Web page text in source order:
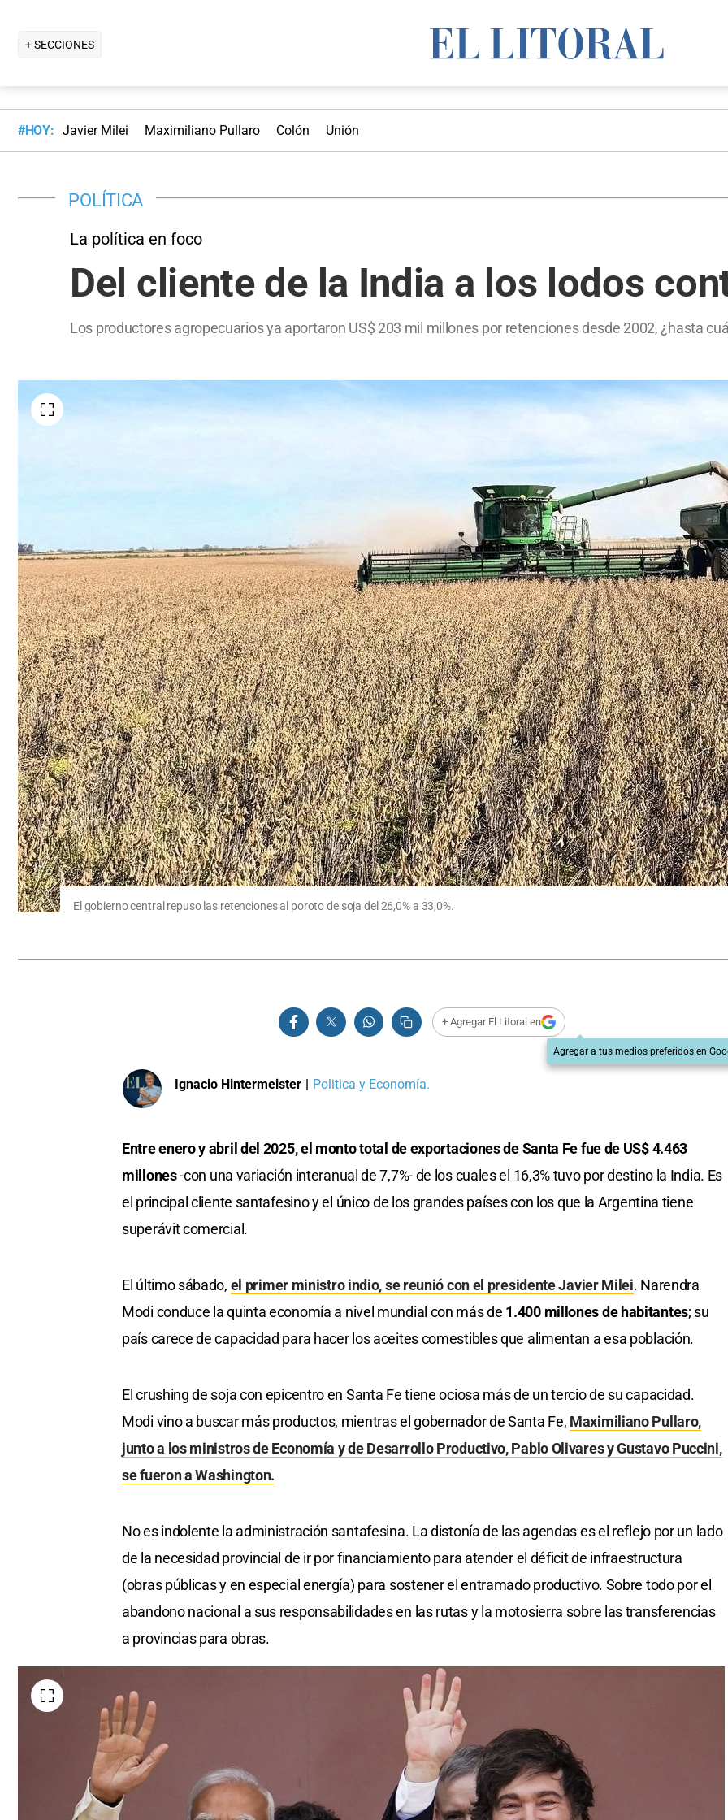
+ SECCIONES
#HOY: Javier Milei Maximiliano Pullaro Colón Unión
POLÍTICA
La política en foco
Del cliente de la India a los lodos
Los productores agropecuarios ya aportaron US$ 203 mil millones por retenciones desde 2002, ¿hasta
El gobierno central repuso las retenciones al poroto de soja del 26,0% a 33,0%.
+ Agregar El Litoral en
Agregar a tus medios preferidos en
Ignacio Hintermeister | Politica y Economía.
Entre enero y abril del 2025, el monto total de exportaciones de Santa Fe fue de US$ 4.463
millones-con una variación interanual de 7,7%- de los cuales el 16,3% tuvo por destino la India. Es
el principal cliente santafesino y el único de los grandes países con los que la Argentina tiene
superávit comercial.
El último sábado, el primer ministro indio, se reunió con el presidente Javier Milei. Narendra
Modi conduce la quinta economía a nivel mundial con más de 1.400 millones de habitantes; su
país carece de capacidad para hacer los aceites comestibles que alimentan a esa población.
El crushing de soja con epicentro en Santa Fe tiene ociosa más de un tercio de su capacidad.
Modi vino a buscar más productos, mientras el gobernador de Santa Fe, Maximiliano Pullaro,
junto a los ministros de Economía y de Desarrollo Productivo, Pablo Olivares y Gustavo Puccini,
se fueron a Washington.
No es indolente la administración santafesina. La distonía de las agendas es el reflejo por un lado
de la necesidad provincial de ir por financiamiento para atender el déficit de infraestructura
(obras públicas y en especial energía) para sostener el entramado productivo. Sobre todo por el
abandono nacional a sus responsabilidades en las rutas y la motosierra sobre las transferencias
a provincias para obras.